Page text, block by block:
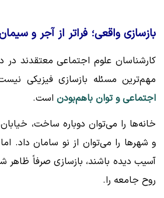
بازسازی واقعی؛ فراتر از آجر و
کارشناسان علوم اجتماعی معتقدند در
مهم‌ترین مسئله بازسازی فیزیکی
اجتماعی و توان باهم‌بودن است.
خانه‌ها را می‌توان دوباره ساخت،
و شهرها را می‌توان از نو سامان داد.
آسیب دیده باشند، بازسازی صرفاً ظاهر
روح جامعه را.